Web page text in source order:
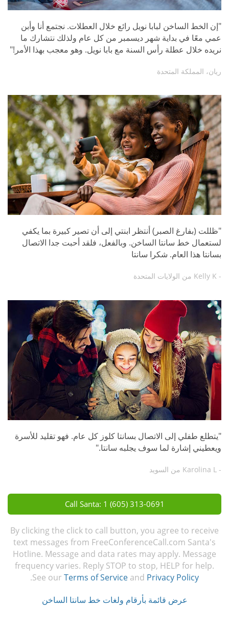
"إن الخط الساخن لبابا نويل رائع خلال العطلات. نجتمع أنا وأبن
عمي معًا في بداية شهر ديسمبر من كل عام ولذلك نتشارك ما
نريده خلال عطلة رأس السنة مع بابا نويل. وهو معجب بهذا الأمر!"
ريان، المملكة المتحدة
"ظللت (بفارغ الصبر) أنتظر ابنتي إلى أن تصير كبيرة بما يكفي
لستعمال خط سانتا الساخن. وبالفعل، فلقد أحبت جدا الاتصال
بسانتا هذا العام. شكرا سانتا
- Kelly K من الولايات المتحدة
"يتطلع طفلي إلى الاتصال بسانتا كلوز كل عام. فهو تقليد للأسرة
ويعطيني إشارة لما سوف يجلبه سانتا."
- Karolina L من السويد
Call Santa: 1 (605) 313-0691
By clicking the click to call button, you agree to receive
text messages from FreeConferenceCall.com Santa's
Hotline. Message and data rates may apply. Message
frequency varies. Reply STOP to stop, HELP for help.
See our Terms of Service and Privacy Policy
.
عرض قائمة بأرقام ولغات خط سانتا الساخن